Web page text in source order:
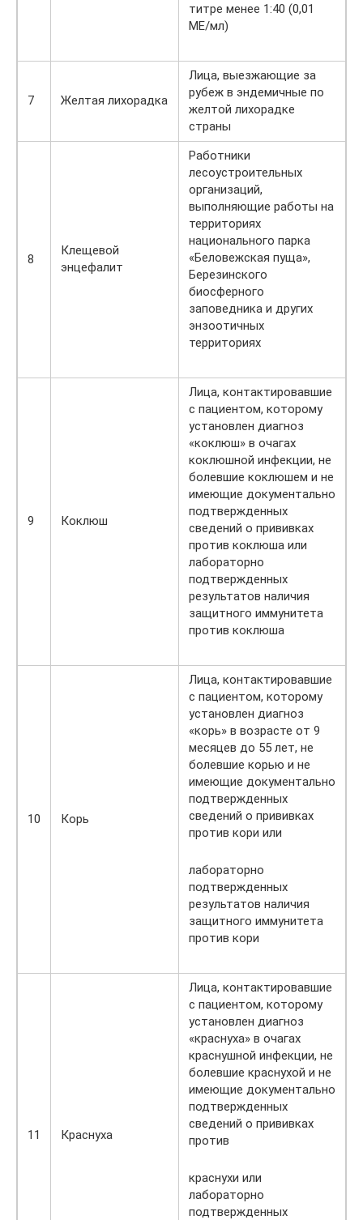
титре менее 1:40 (0,01
МЕ/мл)
7 Желтая лихорадка
Лица, выезжающие за
рубеж в эндемичные по
желтой лихорадке
страны
8
Клещевой
энцефалит
Работники
лесоустроительных
организаций,
выполняющие работы на
территориях
национального парка
«Беловежская пуща»,
Березинского
биосферного
заповедника и других
энзоотичных
территориях
9 Коклюш
Лица, контактировавшие
с пациентом, которому
установлен диагноз
«коклюш» в очагах
коклюшной инфекции, не
болевшие коклюшем и не
имеющие документально
подтвержденных
сведений о прививках
против коклюша или
лабораторно
подтвержденных
результатов наличия
защитного иммунитета
против коклюша
10 Корь
Лица, контактировавшие
с пациентом, которому
установлен диагноз
«корь» в возрасте от 9
месяцев до 55 лет, не
болевшие корью и не
имеющие документально
подтвержденных
сведений о прививках
против кори или
лабораторно
подтвержденных
результатов наличия
защитного иммунитета
против кори
11 Краснуха
Лица, контактировавшие
с пациентом, которому
установлен диагноз
«краснуха» в очагах
краснушной инфекции, не
болевшие краснухой и не
имеющие документально
подтвержденных
сведений о прививках
против
краснухи или
лабораторно
подтвержденных